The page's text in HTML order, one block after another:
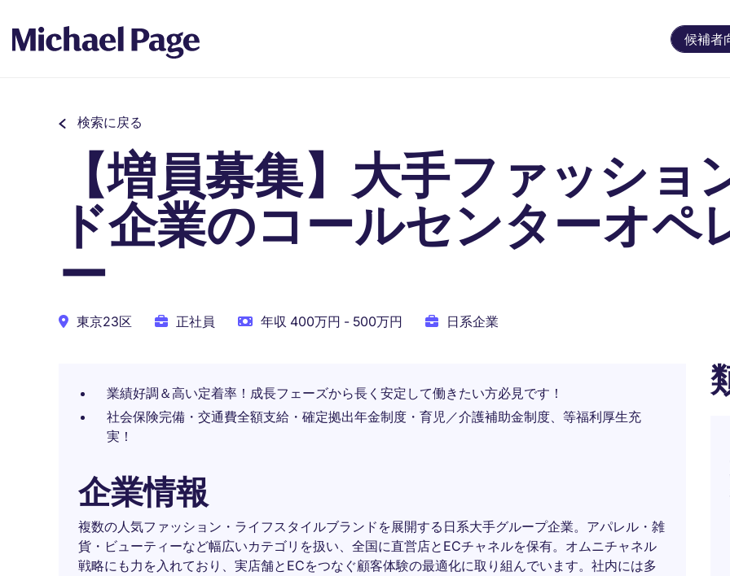
候補者
検索に戻る
【増員募集】大手ファッショ
ド企業のコールセンターオペ
ー
東京23区 正社員 年収 400万円 - 500万円 日系企業
業績好調＆高い定着率！成長フェーズから長く安定して働きたい方必見です！
社会保険完備・交通費全額支給・確定拠出年金制度・育児／介護補助金制度、等福利厚生充
実！
企業情報
複数の人気ファッション・ライフスタイルブランドを展開する日系大手グループ企業。アパレル・雑
貨・ビューティーなど幅広いカテゴリを扱い、全国に直営店とECチャネルを保有。オムニチャネル
戦略にも力を入れており、実店舗とECをつなぐ顧客体験の最適化に取り組んでいます。社内には多